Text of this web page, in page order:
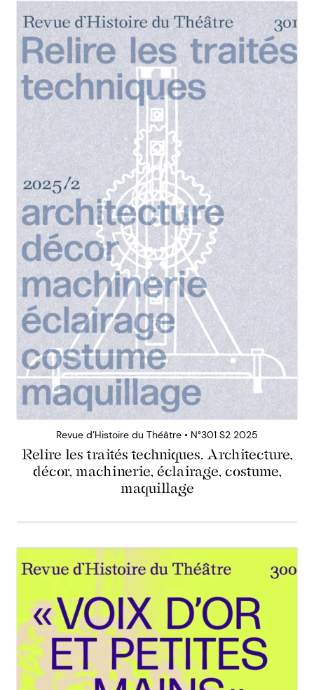
Revue d’Histoire du Théâtre • N°301 S2 2025
Relire les traités techniques. Architecture,
décor, machinerie, éclairage, costume,
maquillage